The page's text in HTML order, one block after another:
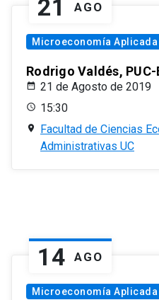
21 AGO
Microeconomía Aplicada
Rodrigo Valdés,
21 de Agosto de 2019
15:30
Facultad de Ciencias
Administrativas UC
14 AGO
Microeconomía Aplicada